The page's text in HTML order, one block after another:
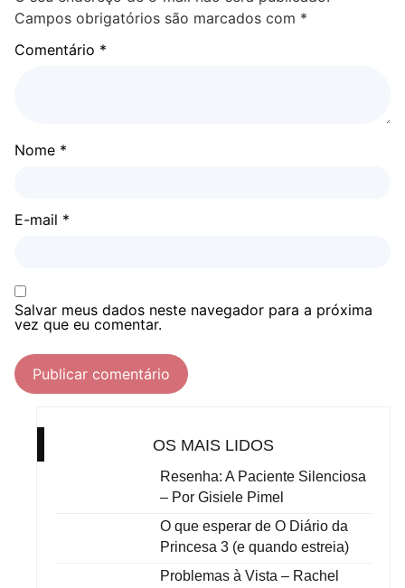
Campos obrigatórios são marcados com *
Comentário *
Nome *
E-mail *
Salvar meus dados neste navegador para a próxima
vez que eu comentar.
OS MAIS LIDOS
Resenha: A Paciente Silenciosa
– Por Gisiele Pimel
O que esperar de O Diário da
Princesa 3 (e quando estreia)
Problemas à Vista – Rachel